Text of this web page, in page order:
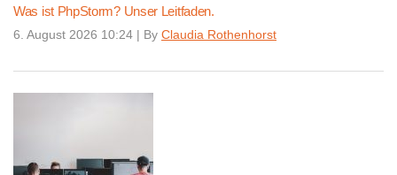
Was ist PhpStorm? Unser Leitfaden.
6. August 2026 10:24 | By Claudia Rothenhorst